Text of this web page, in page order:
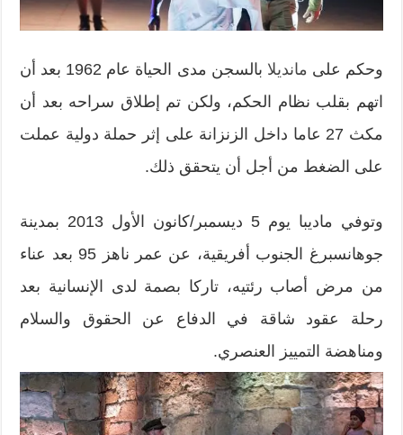
وحكم على مانديلا
بالسجن مدى الحياة عام 1962 بعد أن
اتهم بقلب نظام الحكم، ولكن تم إطلاق سراحه بعد أن
مكث 27 عاما داخل الزنزانة على إثر حملة دولية عملت
على الضغط من أجل أن يتحقق ذلك.
وتوفي ماديبا يوم 5 ديسمبر/كانون الأول 2013 بمدينة
جوهانسبرغ الجنوب أفريقية، عن عمر ناهز 95 بعد عناء
من مرض أصاب رئتيه، تاركا بصمة لدى الإنسانية بعد
رحلة عقود شاقة في الدفاع عن الحقوق والسلام
ومناهضة التمييز العنصري.